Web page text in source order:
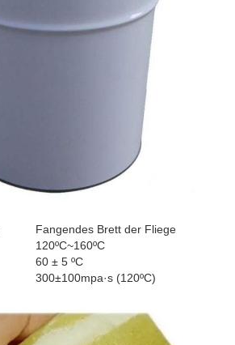
Fangendes Brett der Fliege
120ºC~160ºC
60 ± 5 ºC
300±100mpa·s (120ºC)